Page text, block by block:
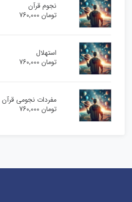
نجوم قرآن
تومان760,000
استهلال
تومان760,000
مفردات نجومی قرآن
تومان760,000